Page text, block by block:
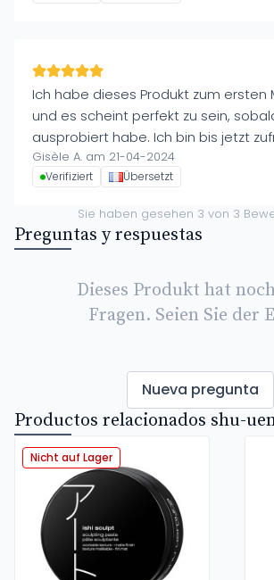
Ich habe dieses Produkt zum
und es scheint perfekt zu sein,
ausprobiert habe. Ich bin bis jetzt
Gisèle A. am 21-04-2024
Verifiziert Übersetzt
Sie haben gesehen 3 von 3
Preguntas y respuestas
Dieses Produkt hat
Fragen. Seien Sie der
Nueva pregunta
Productos relacionados shu-
Nicht auf Lager